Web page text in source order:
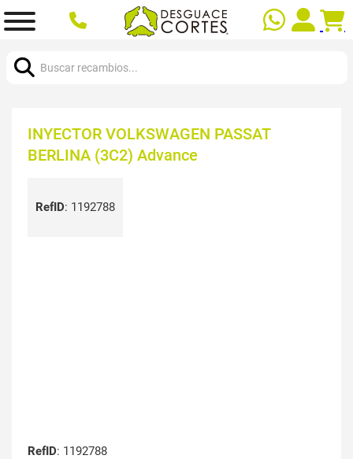
INYECTOR VOLKSWAGEN PASSAT
BERLINA (3C2) Advance
RefID: 1192788
RefID: 1192788